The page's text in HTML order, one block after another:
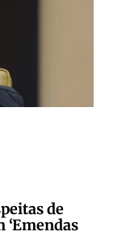
de
‘Emendas